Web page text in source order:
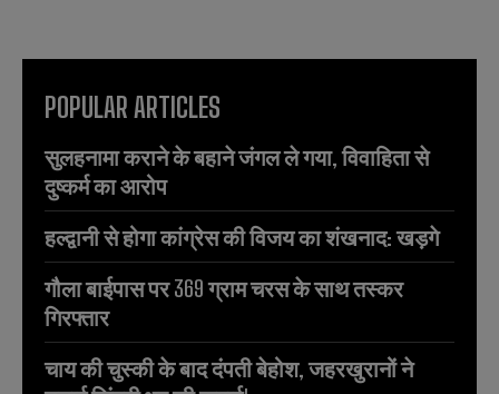
POPULAR ARTICLES
सुलहनामा कराने के बहाने जंगल ले गया, विवाहिता से
दुष्कर्म का आरोप
हल्द्वानी से होगा कांग्रेस की विजय का शंखनाद: खड़गे
गौला बाईपास पर 369 ग्राम चरस के साथ तस्कर
गिरफ्तार
चाय की चुस्की के बाद दंपती बेहोश, जहरखुरानों ने